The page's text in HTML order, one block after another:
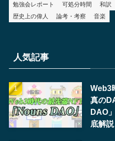
勉強会レポート
可処分時間 和訳
歴史上の偉人
論考・考察 音楽
人気記事
Web3
真の
DAO
底解説